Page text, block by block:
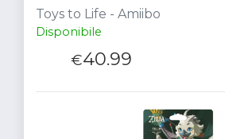
Toys to Life - Amiibo
Disponibile
€40.99